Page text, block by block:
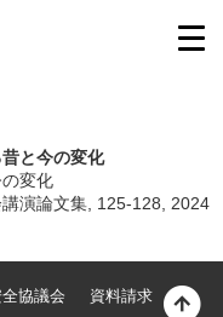
と今の変化
変化
演論文集, 125-128, 2024
協議会 資料請求